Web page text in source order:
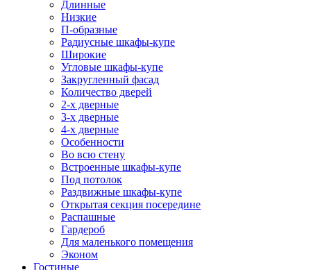
Длинные
Низкие
П-образные
Радиусные шкафы-купе
Широкие
Угловые шкафы-купе
Закругленный фасад
Количество дверей
2-х дверные
3-х дверные
4-х дверные
Особенности
Во всю стену
Встроенные шкафы-купе
Под потолок
Раздвижные шкафы-купе
Открытая секция посередине
Распашные
Гардероб
Для маленького помещения
Эконом
Гостиные